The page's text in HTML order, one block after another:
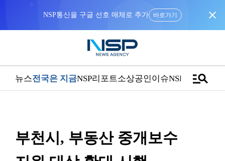
NSP통신을 구글 선호 매체로 추가 바로가기 close
뉴스전국은 지금NSP리포트소상공인이슈NSPTVmanage_search
부천시, 부동산 중개보수